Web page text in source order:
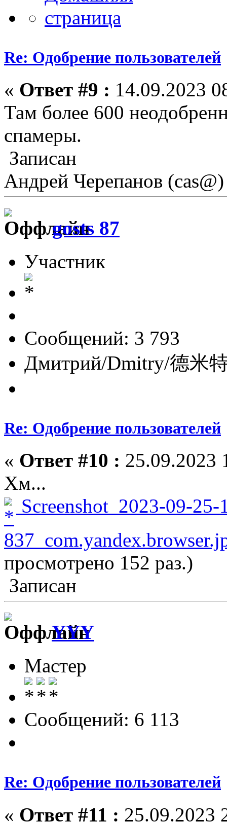
Re: Одобрение пользователей
« Ответ #9 : 14.09.2023
Там более 600
спамеры.
Записан
Андрей Черепанов (cas@)
gosts 87
Участник
Сообщений: 3 793
Дмитрий/Dmitry/德米特
Re: Одобрение пользователей
« Ответ #10 : 25.09.2023
Хм...
Screenshot_2023-09-
просмотрено 152 раз.)
Записан
YYY
Мастер
Сообщений: 6 113
Re: Одобрение пользователей
« Ответ #11 : 25.09.2023